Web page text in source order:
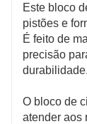
Este bloco
pistões e
É feito de
precisão
durabilidade.
O bloco de
atender aos